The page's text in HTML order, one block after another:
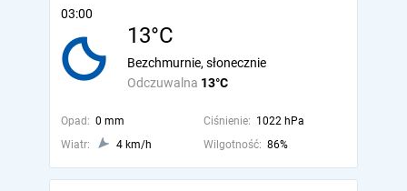
03:00
13°C
Odczuwalna 13°C
Bezchmurnie, słonecznie
Opad: 0 mm Ciśnienie: 1022 hPa
Wiatr:
4 km/h Wilgotność: 86%